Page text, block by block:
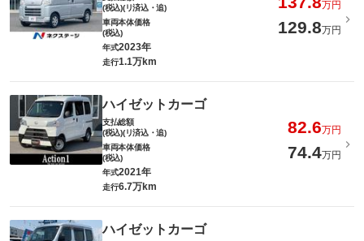
(税込)(リ済込・追)
万円
車両本体価格
(税込)
129.8万円
年式2023年
走行1.1万km
ハイゼットカーゴ
支払総額
(税込)(リ済込・追)
82.6万円
車両本体価格
(税込)
74.4万円
年式2021年
走行6.7万km
ハイゼットカーゴ